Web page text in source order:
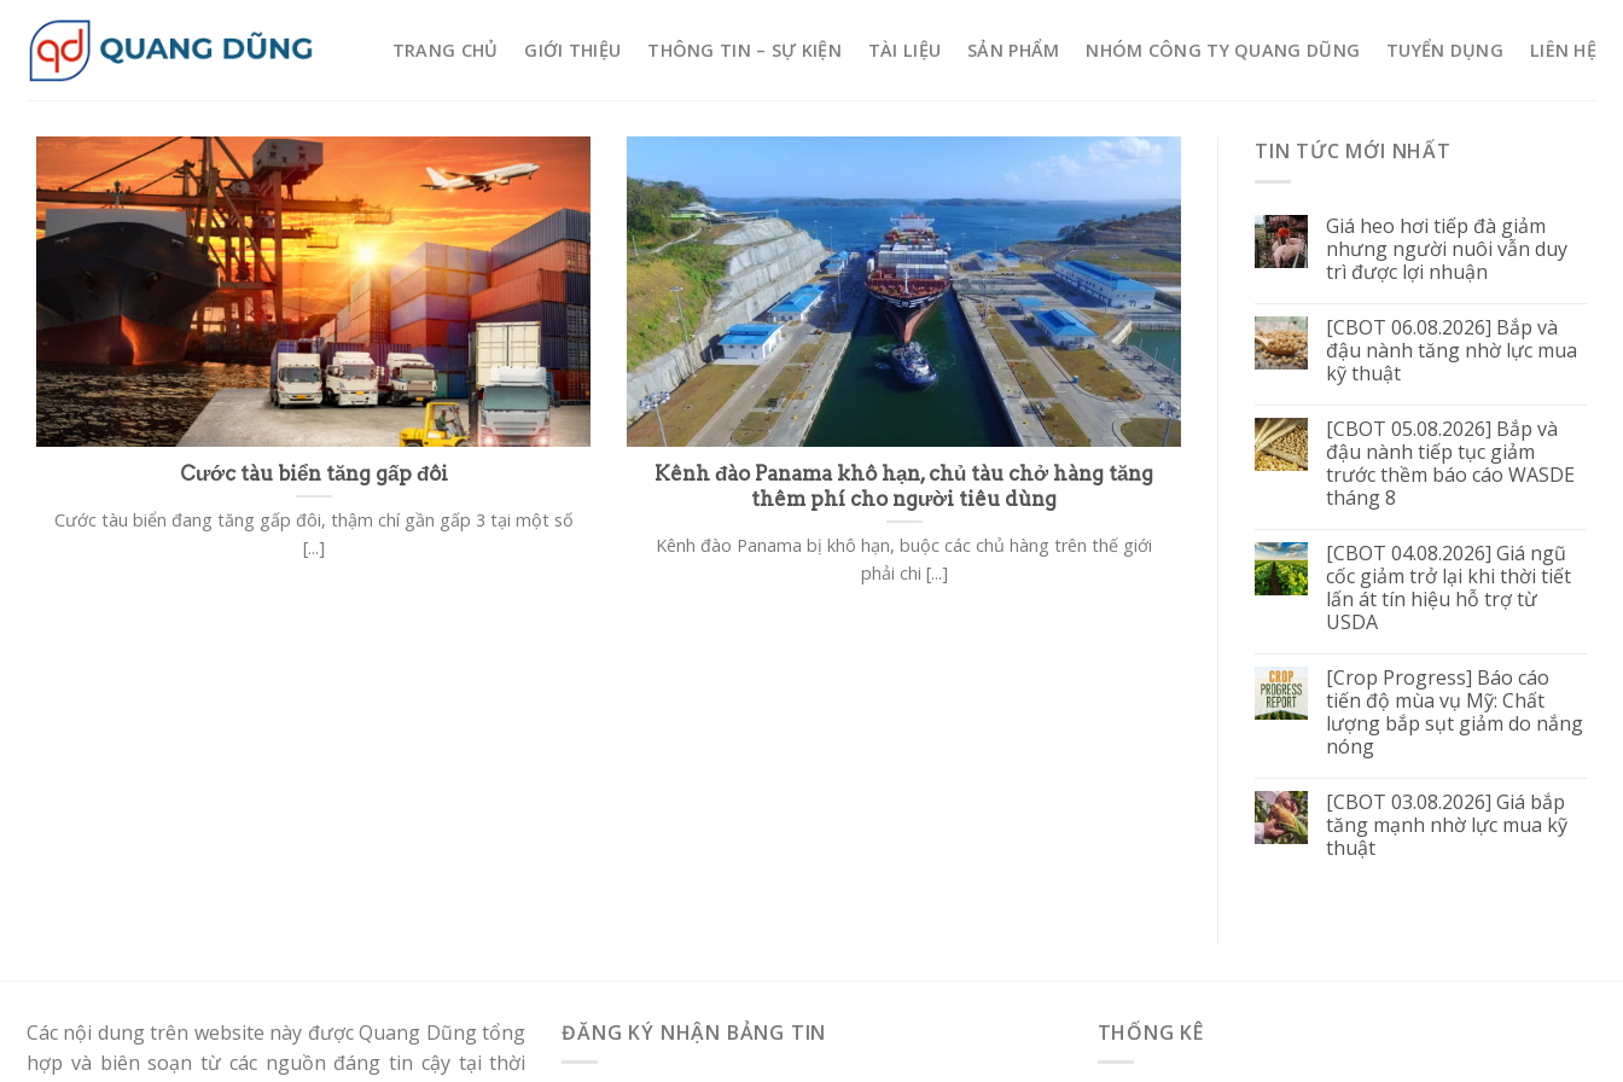
content
TRANG CHỦ GIỚI THIỆU THÔNG TIN – SỰ KIỆN TÀI LIỆU SẢN PHẨM NHÓM CÔNG TY QUANG DŨNG TUYỂN DỤNG LIÊN HỆ
Cước tàu biển tăng gấp đôi
Cước tàu biển đang tăng gấp đôi, thậm chí gần gấp 3 tại một số
[...]
Kênh đào Panama khô hạn, chủ tàu chở hàng tăng
thêm phí cho người tiêu dùng
Kênh đào Panama bị khô hạn, buộc các chủ hàng trên thế giới
phải chi [...]
TIN TỨC MỚI NHẤT
Giá heo hơi tiếp đà giảm
nhưng người nuôi vẫn duy
trì được lợi nhuận
[CBOT 06.08.2026] Bắp và
đậu nành tăng nhờ lực mua
kỹ thuật
[CBOT 05.08.2026] Bắp và
đậu nành tiếp tục giảm
trước thềm báo cáo WASDE
tháng 8
[CBOT 04.08.2026] Giá ngũ
cốc giảm trở lại khi thời tiết
lấn át tín hiệu hỗ trợ từ
USDA
[Crop Progress] Báo cáo
tiến độ mùa vụ Mỹ: Chất
lượng bắp sụt giảm do nắng
nóng
[CBOT 03.08.2026] Giá bắp
tăng mạnh nhờ lực mua kỹ
thuật
Các nội dung trên website này được Quang Dũng tổng
hợp và biên soạn từ các nguồn đáng tin cậy tại thời
ĐĂNG KÝ NHẬN BẢNG TIN THỐNG KÊ